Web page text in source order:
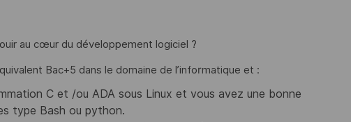
au cœur du développement logiciel ?
Bac+5 dans le domaine de l’informatique et :
C et /ou ADA sous Linux et vous avez une bonne
type Bash ou python.